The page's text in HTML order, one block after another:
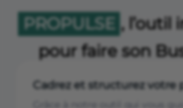
PROPULSE , l’outil
pour faire son
Cadrez et structurez votre